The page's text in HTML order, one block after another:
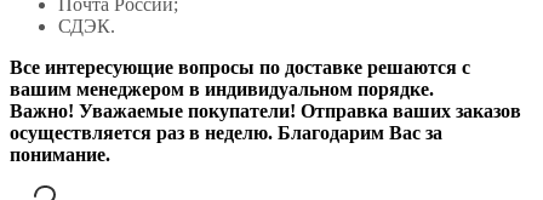
Почта России;
СДЭК.
Все интересующие вопросы по доставке решаются с
вашим менеджером в индивидуальном порядке.
Важно! Уважаемые покупатели! Отправка ваших заказов
осуществляется раз в неделю. Благодарим Вас за
понимание.